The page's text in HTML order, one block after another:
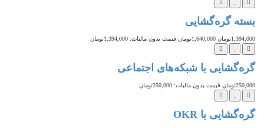
بسته گره‌گشایی
1,394,000تومان 1,640,000تومان قیمت بدون مالیات: 1,394,000تومان
گره‌گشایی با شبکه‌های اجتماعی
250,000تومان قیمت بدون مالیات: 250,000تومان
گره‌گشایی با OKR